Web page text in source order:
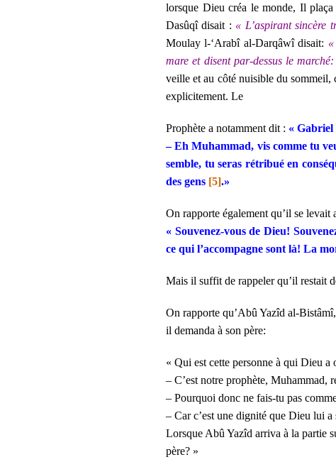
lorsque Dieu créa le monde, Il plaça
Dasûqî disait : « L’aspirant sincère
Moulay l-‘Arabî al-Darqâwî disait:
mare et disent par-dessus le
veille et au côté nuisible du sommeil,
explicitement. Le
Prophète a notamment dit : « Gabriel
– Eh Muhammad, vis comme tu
semble, tu seras rétribué en
des gens [5].»
On rapporte également qu’il se
« Souvenez-vous de Dieu!
ce qui l’accompagne sont là! La
Mais il suffit de rappeler qu’il restait
On rapporte qu’Abû Yazîd al-
il demanda à son père:
« Qui est cette personne à qui Dieu a
– C’est notre prophète, Muhammad,
– Pourquoi donc ne fais-tu pas
– Car c’est une dignité que Dieu lui
Lorsque Abû Yazîd arriva à la partie
père? »